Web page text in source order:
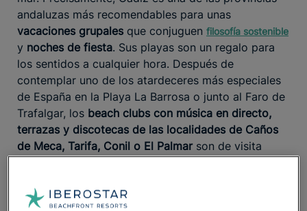
andaluzas más recomendables para unas
vacaciones grupales que conjuguen filosofía sostenible
y noches de fiesta. Sus playas son un regalo para
los sentidos a cualquier hora. Después de
contemplar uno de los atardeceres más especiales
de España en la Playa La Barrosa o junto al Faro de
Trafalgar, los beach clubs con música en directo,
terrazas y discotecas de las localidades de Caños
de Meca, Tarifa, Conil o El Palmarson de visita
obligada para aquellos que buscan pasarlo bien sin